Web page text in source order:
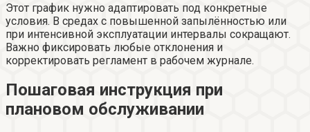
Этот график нужно адаптировать под конкретные
условия. В средах с повышенной запылённостью или
при интенсивной эксплуатации интервалы сокращают.
Важно фиксировать любые отклонения и
корректировать регламент в рабочем журнале.
Пошаговая инструкция при
плановом обслуживании